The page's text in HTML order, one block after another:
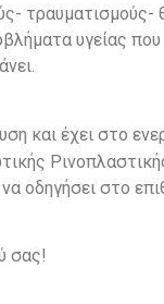
τραυματισμούς-
υγείας που
και έχει στο
οδηγήσει στο
σας!